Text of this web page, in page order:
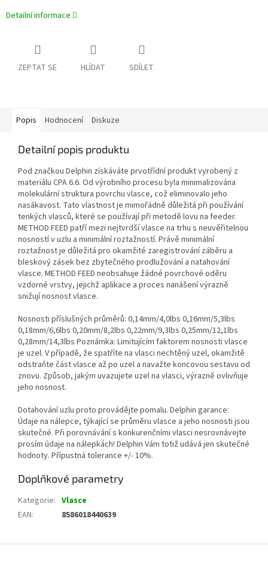
Detailní informace
ZEPTAT SE HLÍDAT SDÍLET
Popis Hodnocení Diskuze
Detailní popis produktu
Pod značkou Delphin získáváte prvotřídní produkt vyrobený z
materiálu CPA 6.6. Od výrobního procesu byla minimalizována
molekulární struktura povrchu vlasce, což eliminovalo jeho
nasákavost. Tato vlastnost je mimořádně důležitá při používání
tenkých vlasců, které se používají při metodě lovu na feeder.
METHOD FEED patří mezi nejtvrdší vlasce na trhu s neuvěřitelnou
nosností v uzlu a minimální roztažností. Právě minimální
roztažnost je důležitá pro okamžité zaregistrování záběru a
bleskový zásek bez zbytečného prodlužování a natahování
vlasce. METHOD FEED neobsahuje žádné povrchové oděru
vzdorné vrstvy, jejichž aplikace a proces nanášení výrazně
snižují nosnost vlasce.
Nosnosti příslušných průměrů: 0,14mm/4,0lbs 0,16mm/5,3lbs
0,18mm/6,6lbs 0,20mm/8,2lbs 0,22mm/9,3lbs 0,25mm/12,1lbs
0,28mm/14,3lbs Poznámka: Limitujícím faktorem nosnosti vlasce
je uzel. V případě, že spatříte na vlasci nechtěný uzel, okamžitě
odstraňte část vlasce až po uzel a navažte koncovou sestavu od
znovu. Způsob, jakým uvazujete uzel na vlasci, výrazně ovlivňuje
jeho nosnost.
Dotahování uzlu proto provádějte pomalu. Delphin garance:
Údaje na nálepce, týkající se průměru vlasce a jeho nosnosti jsou
skutečné. Při porovnávání s konkurenčními vlasci nesrovnávejte
prosím údaje na nálepkách! Delphin Vám totiž udává jen skutečné
hodnoty. Přípustná tolerance +/- 10%.
Doplňkové parametry
Kategorie: Vlasce
EAN: 8586018440639